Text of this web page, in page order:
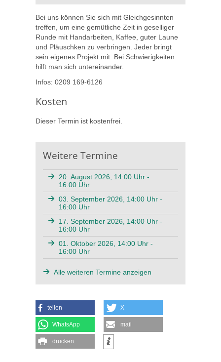
Bei uns können Sie sich mit Gleichgesinnten
treffen, um eine gemütliche Zeit in geselliger
Runde mit Handarbeiten, Kaffee, guter Laune
und Pläuschken zu verbringen. Jeder bringt
sein eigenes Projekt mit. Bei Schwierigkeiten
hilft man sich untereinander.
Infos: 0209 169-6126
Kosten
Dieser Termin ist kostenfrei.
Weitere Termine
20. August 2026, 14:00 Uhr -
16:00 Uhr
03. September 2026, 14:00 Uhr -
16:00 Uhr
17. September 2026, 14:00 Uhr -
16:00 Uhr
01. Oktober 2026, 14:00 Uhr -
16:00 Uhr
Alle weiteren Termine anzeigen
teilen X
WhatsApp mail
drucken